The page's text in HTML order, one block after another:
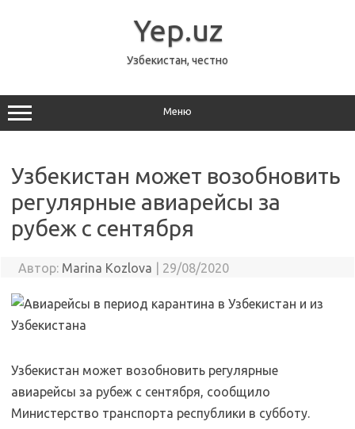
Yep.uz
Узбекистан, честно
Меню
Узбекистан может возобновить
регулярные авиарейсы за
рубеж с сентября
Автор: Marina Kozlova 29/08/2020
Узбекистан может возобновить регулярные
авиарейсы за рубеж с сентября, сообщило
Министерство транспорта республики в субботу.